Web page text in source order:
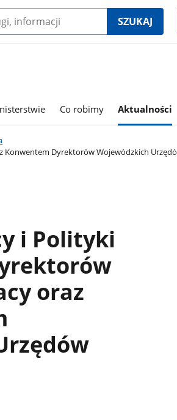
SZUKAJ
Co robimy Aktualności
Konwentem Dyrektorów Wojewódzkich
i Polityki
oraz